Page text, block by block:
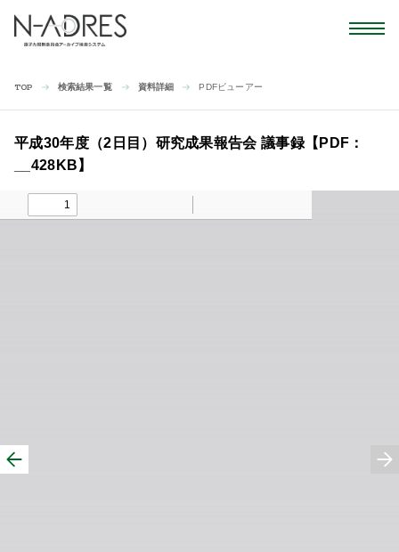
TOP 検索結果一覧 資料詳細 PDFビューアー
平成30年度（2日目）研究成果報告会 議事録【PDF：
__428KB】